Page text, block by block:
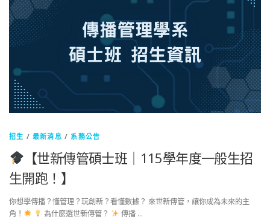
招生 /最新消息 /系務公告
【世新傳管碩士班｜115學年度一般生招
生開跑！】
你想學傳播？懂管理？玩創新？看懂數據？ 來世新傳管，讓你成為未來的主
角！
為什麼選世新傳管？ 傳播 …